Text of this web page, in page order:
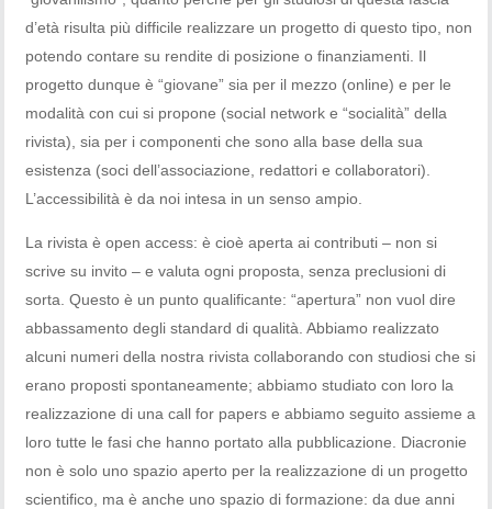
d’età risulta più difficile realizzare un progetto di questo tipo, non
potendo contare su rendite di posizione o finanziamenti. Il
progetto dunque è “giovane” sia per il mezzo (online) e per le
modalità con cui si propone (social network e “socialità” della
rivista), sia per i componenti che sono alla base della sua
esistenza (soci dell’associazione, redattori e collaboratori).
L’accessibilità è da noi intesa in un senso ampio.
La rivista è open access: è cioè aperta ai contributi – non si
scrive su invito – e valuta ogni proposta, senza preclusioni di
sorta. Questo è un punto qualificante: “apertura” non vuol dire
abbassamento degli standard di qualità. Abbiamo realizzato
alcuni numeri della nostra rivista collaborando con studiosi che si
erano proposti spontaneamente; abbiamo studiato con loro la
realizzazione di una call for papers e abbiamo seguito assieme a
loro tutte le fasi che hanno portato alla pubblicazione. Diacronie
non è solo uno spazio aperto per la realizzazione di un progetto
scientifico, ma è anche uno spazio di formazione: da due anni